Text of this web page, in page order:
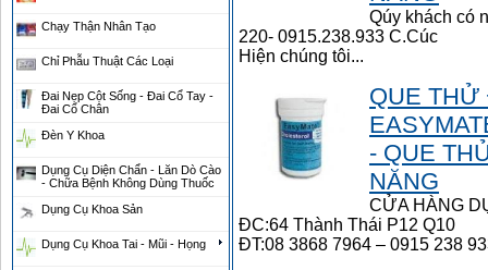
Qúy khách có
220- 0915.238.933 C.Cúc
Hiện chúng tôi...
QUE
- QUE
NĂNG
CỬA HÀNG
ĐC:64 Thành Thái P12 Q10
ĐT:08 3868 7964 – 0915 238
Chạy Thận Nhân Tạo
Chỉ Phẫu Thuật Các Loại
Đai Nẹp Cột Sống - Đai Cổ Tay -
Đai Cổ Chân
Đèn Y Khoa
Dụng Cụ Diện Chẩn - Lăn Dò Cào
- Chữa Bệnh Không Dùng Thuốc
Dụng Cụ Khoa Sản
Dụng Cụ Khoa Tai - Mũi - Họng